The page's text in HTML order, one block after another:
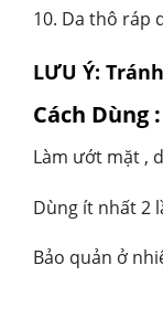
10. Da thô ráp
LƯU Ý:
Cách Dùng :
Làm ướt mặt ,
Dùng ít nhất 2
Bảo quản ở